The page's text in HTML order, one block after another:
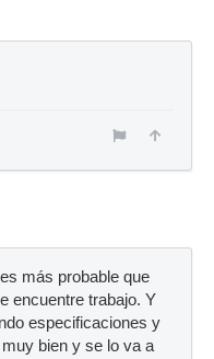
más probable que
encuentre trabajo. Y
especificaciones y
bien y se lo va a